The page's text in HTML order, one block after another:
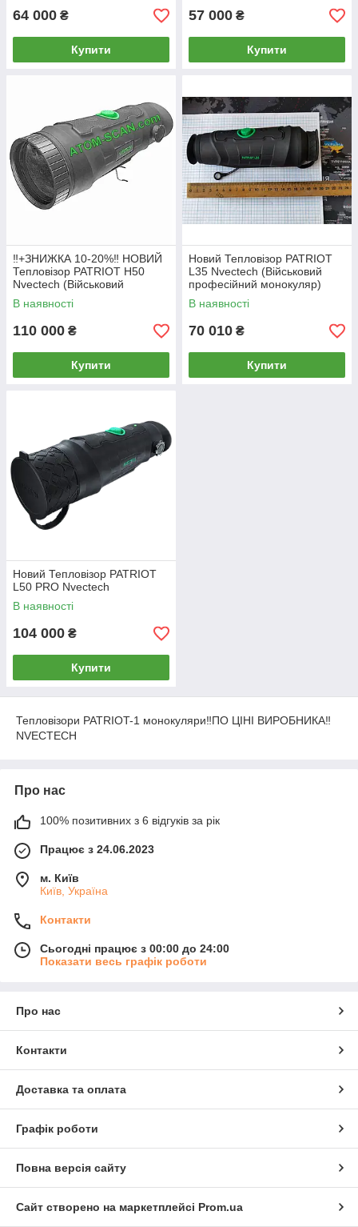
64 000 ₴
Купити
57 000 ₴
Купити
‼️+ЗНИЖКА 10-20%‼️ НОВИЙ
Тепловізор PATRIOT H50
Nvectech (Військовий
професійний монокуляр)
В наявності
110 000 ₴
Купити
Новий Тепловізор PATRIOT
L35 Nvectech (Військовий
професійний монокуляр)
В наявності
70 010 ₴
Купити
Новий Тепловізор PATRIOT
L50 PRO Nvectech
В наявності
104 000 ₴
Купити
Тепловізори PATRIOT-1 монокуляри‼️ПО ЦІНІ ВИРОБНИКА‼️
NVECTECH
Про нас
100% позитивних з 6 відгуків за рік
Працює з 24.06.2023
м. Київ
Київ, Україна
Контакти
Сьогодні працює з 00:00 до 24:00
Показати весь графік роботи
Про нас
Контакти
Доставка та оплата
Графік роботи
Повна версія сайту
Сайт створено на маркетплейсі Prom.ua